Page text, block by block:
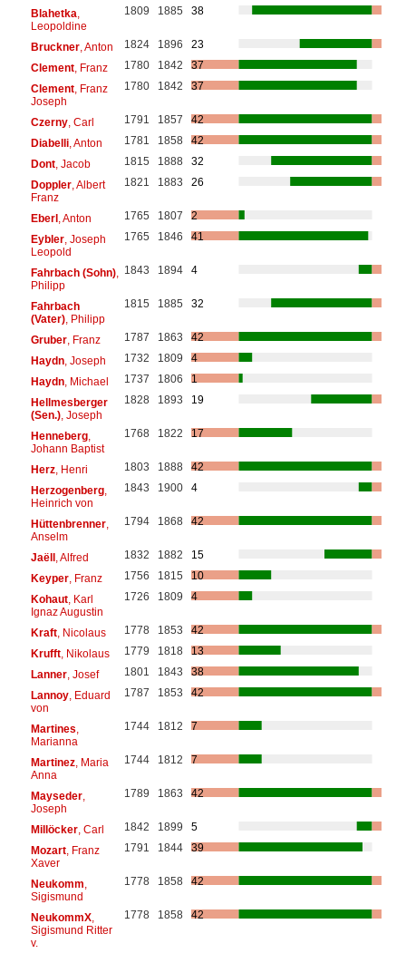
Blahetka
Leopoldine
1809 1885 38
Bruckner, Anton 1824 1896
23
Clement, Franz 1780 1842
37
Clement, Franz
Joseph
1780 1842 37
Czerny, Carl 1791 1857
42
Diabelli, Anton 1781 1858
42
Dont, Jacob 1815 1888
32
Doppler, Albert
Franz
1821 1883 26
Eberl, Anton 1765 1807
2
Eybler, Joseph
Leopold
1765 1846 41
Fahrbach (Sohn),
Philipp
1843 1894 4
Fahrbach
(Vater), Philipp
1815 1885 32
Gruber, Franz 1787 1863
42
Haydn, Joseph 1732 1809
4
Haydn, Michael 1737 1806
1
Hellmesberger
(Sen.), Joseph
1828 1893 19
Henneberg,
Johann Baptist
1768 1822 17
Herz, Henri 1803 1888
42
Herzogenberg,
Heinrich von
1843 1900 4
Hüttenbrenner,
Anselm
1794 1868 42
Jaëll, Alfred 1832 1882
15
Keyper, Franz 1756 1815
10
Kohaut, Karl
Ignaz Augustin
1726 1809 4
Kraft, Nicolaus 1778 1853
42
Krufft, Nikolaus 1779 1818
13
Lanner, Josef 1801 1843
38
Lannoy, Eduard
von
1787 1853 42
Martines
Marianna
1744 1812 7
Martinez, Maria
Anna
1744 1812 7
Mayseder,
Joseph
1789 1863 42
Millöcker, Carl 1842 1899
5
Mozart, Franz
Xaver
1791 1844 39
Neukomm
Sigismund
1778 1858 42
NeukommX,
Sigismund Ritter
v.
1778 1858 42